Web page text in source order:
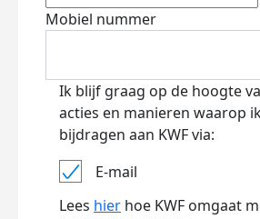
Mobiel nummer
Ik blijf graag op de hoogte
acties en manieren waarop
bijdragen aan KWF via:
E-mail
Lees hier hoe KWF omgaat